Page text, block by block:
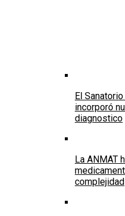
El
incorporó
diagnostico
La ANMAT
complejidad